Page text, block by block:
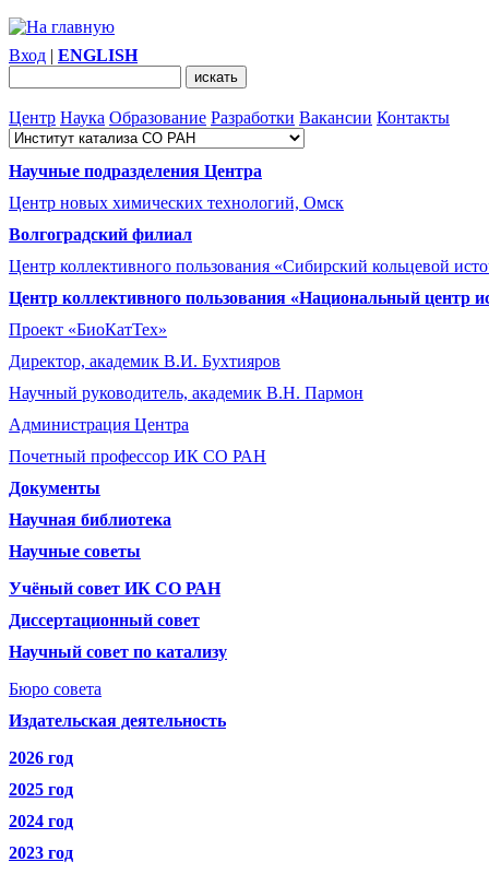
Вход | ENGLISH
Центр Наука Образование Разработки Вакансии Контакты
Научные подразделения Центра
Центр новых химических технологий, Омск
Волгоградский филиал
Центр коллективного пользования «Сибирский кольцевой
Центр коллективного пользования «Национальный центр
Проект «БиоКатТех»
Директор, академик В.И. Бухтияров
Научный руководитель, академик В.Н. Пармон
Администрация Центра
Почетный профессор ИК СО РАН
Документы
Научная библиотека
Научные советы
Учёный совет ИК СО РАН
Диссертационный совет
Научный совет по катализу
Бюро совета
Издательская деятельность
2026 год
2025 год
2024 год
2023 год